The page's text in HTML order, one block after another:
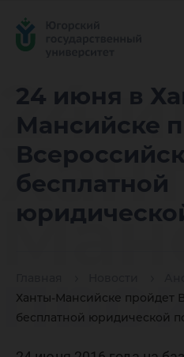
24 июня в
Мансийске
бесплатной
Ханты-Мансийске пройдет
бесплатной юридической
24